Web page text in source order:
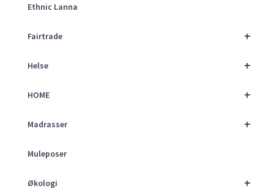
Ethnic Lanna
+
Fairtrade
+
Helse
+
HOME
+
Madrasser
Muleposer
+
Økologi